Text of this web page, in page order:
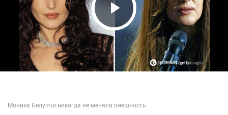
Play Video